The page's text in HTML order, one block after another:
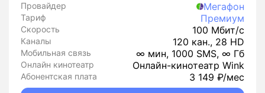
Провайдер Мегафон
Тариф Премиум
Скорость 100 Мбит/с
Каналы 120 кан., 28 HD
Мобильная связь ∞ мин, 1000 SMS, ∞ Гб
Онлайн кинотеатр Онлайн-кинотеатр Wink
Абонентская плата 3 149 ₽/мес